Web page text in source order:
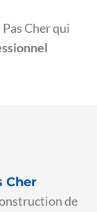
Cher qui
Cher
de